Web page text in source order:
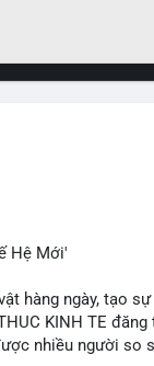
Hệ Mới'
hàng ngày, tạo sự
KINH TE đăng
nhiều người so